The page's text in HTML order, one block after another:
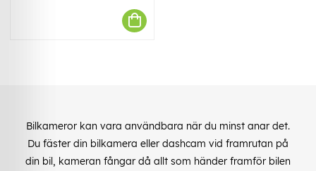
Bilkameror kan vara användbara när du minst anar det.
Du fäster din bilkamera eller dashcam vid framrutan på
din bil, kameran fångar då allt som händer framför bilen